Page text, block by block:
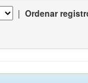
| Ordenar